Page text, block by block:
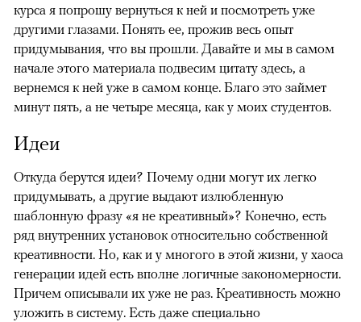
курса я попрошу вернуться к ней и посмотреть уже
другими глазами. Понять ее, прожив весь опыт
придумывания, что вы прошли. Давайте и мы в самом
начале этого материала подвесим цитату здесь, а
вернемся к ней уже в самом конце. Благо это займет
минут пять, а не четыре месяца, как у моих студентов.
Идеи
Откуда берутся идеи? Почему одни могут их легко
придумывать, а другие выдают излюбленную
шаблонную фразу «я не креативный»? Конечно, есть
ряд внутренних установок относительно собственной
креативности. Но, как и у многого в этой жизни, у хаоса
генерации идей есть вполне логичные закономерности.
Причем описывали их уже не раз. Креативность можно
уложить в систему. Есть даже специально